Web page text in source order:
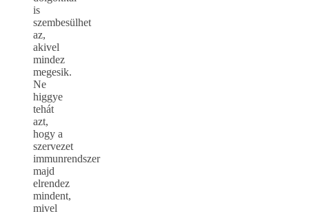
is
szembesülhet
az,
akivel
mindez
megesik.
Ne
higgye
tehát
azt,
hogy a
szervezet
immunrendszer
majd
elrendez
mindent,
mivel